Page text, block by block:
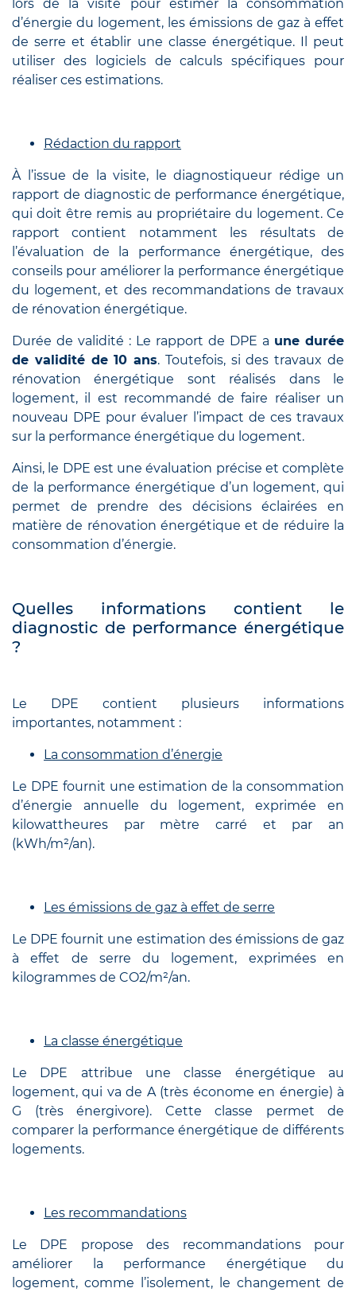
lors de la visite pour estimer la consommation
d’énergie du logement, les émissions de gaz à effet
de serre et établir une classe énergétique. Il peut
utiliser des logiciels de calculs spécifiques pour
réaliser ces estimations.
Rédaction du rapport
À l’issue de la visite, le diagnostiqueur rédige un
rapport de diagnostic de performance énergétique,
qui doit être remis au propriétaire du logement. Ce
rapport contient notamment les résultats de
l’évaluation de la performance énergétique, des
conseils pour améliorer la performance énergétique
du logement, et des recommandations de travaux
de rénovation énergétique.
Durée de validité : Le rapport de DPE a une durée
de validité de 10 ans. Toutefois, si des travaux de
rénovation énergétique sont réalisés dans le
logement, il est recommandé de faire réaliser un
nouveau DPE pour évaluer l’impact de ces travaux
sur la performance énergétique du logement.
Ainsi, le DPE est une évaluation précise et complète
de la performance énergétique d’un logement, qui
permet de prendre des décisions éclairées en
matière de rénovation énergétique et de réduire la
consommation d’énergie.
Quelles informations contient le
diagnostic de performance énergétique
?
Le DPE contient plusieurs informations
importantes, notamment :
La consommation d’énergie
Le DPE fournit une estimation de la consommation
d’énergie annuelle du logement, exprimée en
kilowattheures par mètre carré et par an
(kWh/m²/an).
Les émissions de gaz à effet de serre
Le DPE fournit une estimation des émissions de gaz
à effet de serre du logement, exprimées en
kilogrammes de CO2/m²/an.
La classe énergétique
Le DPE attribue une classe énergétique au
logement, qui va de A (très économe en énergie) à
G (très énergivore). Cette classe permet de
comparer la performance énergétique de différents
logements.
Les recommandations
Le DPE propose des recommandations pour
améliorer la performance énergétique du
logement, comme l’isolement, le changement de